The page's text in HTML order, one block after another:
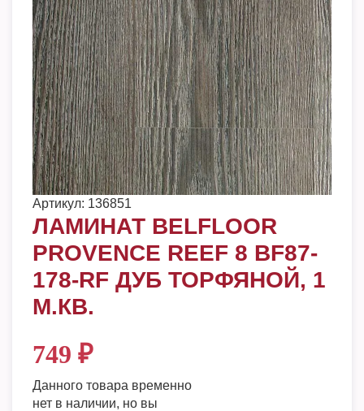
Артикул: 136851
ЛАМИНАТ BELFLOOR
PROVENCE REEF 8 BF87-
178-RF ДУБ ТОРФЯНОЙ, 1
М.КВ.
749 ₽
Данного товара временно
нет в наличии, но вы